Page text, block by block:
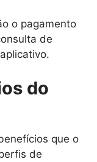
o pagamento
de
do
que o
de